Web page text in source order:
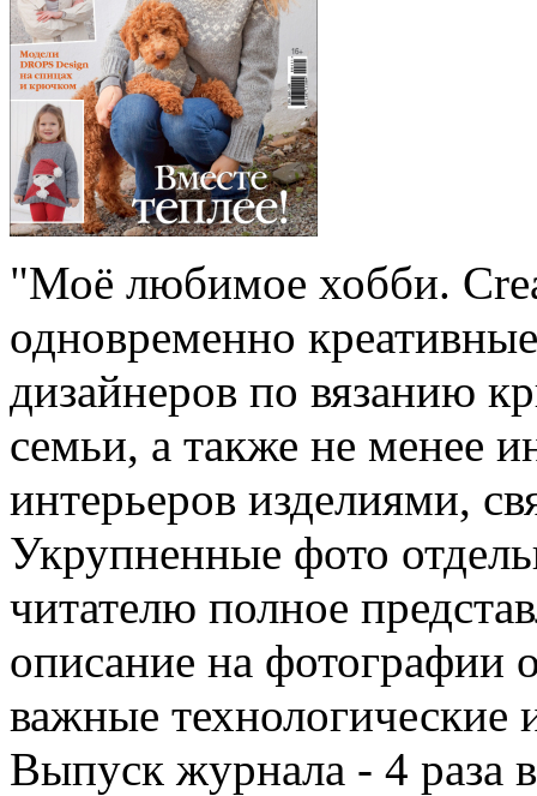
"Моё любимое хобби.
одновременно
дизайнеров по вязанию
семьи, а также не менее
интерьеров изделиями,
Укрупненные фото
читателю полное
описание на фотографии
важные технологические
Выпуск журнала - 4 раза